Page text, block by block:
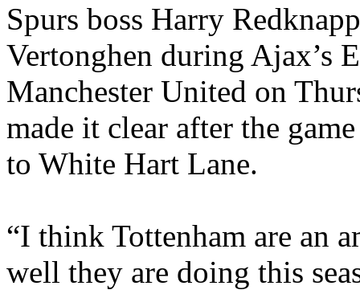
Spurs boss Harry
Vertonghen during Ajax’s
Manchester United on
made it clear after the
to White Hart Lane.
“I think Tottenham are an
well they are doing this